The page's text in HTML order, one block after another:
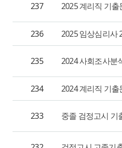
237 2025 계리직 기출
236 2025 임상심리사
235 2024 사회조사분
234 2024 계리직 기출
233 중졸 검정고시 기